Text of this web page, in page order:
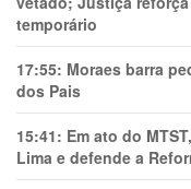
temporário
17:55: Moraes barra
dos Pais
15:41: Em ato do
Lima e defende a